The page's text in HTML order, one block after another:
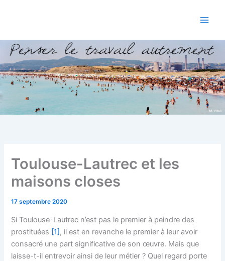
Toulouse-Lautrec et les
maisons closes
17 septembre 2020
Si Toulouse-Lautrec n’est pas le premier à peindre des
prostituées [1], il est en revanche le premier à leur avoir
consacré une part significative de son œuvre. Mais que
laisse-t-il entrevoir ainsi de leur métier ? Quel regard porte